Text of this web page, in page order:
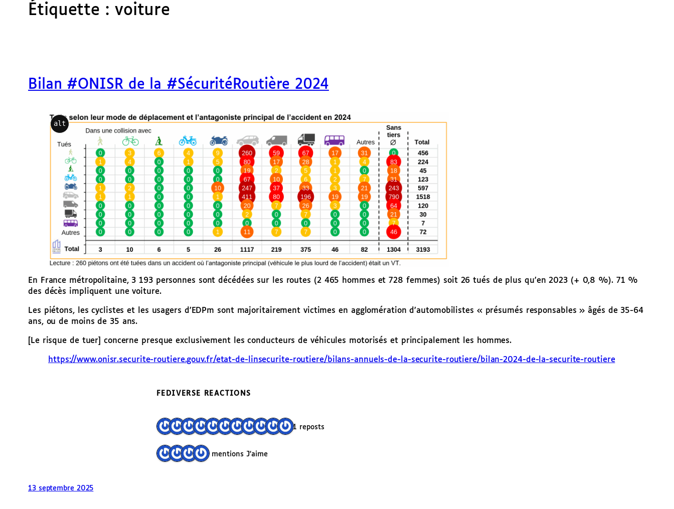
Étiquette : voiture
Bilan #ONISR de la #SécuritéRoutière 2024
alt
En France métropolitaine, 3 193 personnes sont décédées sur les routes (2 465 hommes et 728 femmes) soit 26 tués de plus qu’en 2023 (+ 0,8 %). 71 %
des décès impliquent une voiture.
Les piétons, les cyclistes et les usagers d’EDPm sont majoritairement victimes en agglomération d’automobilistes « présumés responsables » âgés de 35-64
ans, ou de moins de 35 ans.
[Le risque de tuer] concerne presque exclusivement les conducteurs de véhicules motorisés et principalement les hommes.
https://www.onisr.securite-routiere.gouv.fr/etat-de-linsecurite-routiere/bilans-annuels-de-la-securite-routiere/bilan-2024-de-la-securite-routiere
FEDIVERSE REACTIONS
11 reposts
4 mentions J’aime
13 septembre 2025